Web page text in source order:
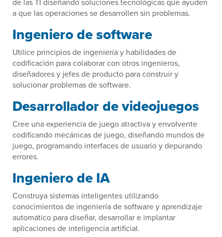
a que las operaciones se desarrollen sin problemas.
Ingeniero de software
Utilice principios de ingeniería y habilidades de
codificación para colaborar con otros ingenieros,
diseñadores y jefes de producto para construir y
solucionar problemas de software.
Desarrollador de videojuegos
Cree una experiencia de juego atractiva y envolvente
codificando mecánicas de juego, diseñando mundos de
juego, programando interfaces de usuario y depurando
errores.
Ingeniero de IA
Construya sistemas inteligentes utilizando
conocimientos de ingeniería de software y aprendizaje
automático para diseñar, desarrollar e implantar
aplicaciones de inteligencia artificial.